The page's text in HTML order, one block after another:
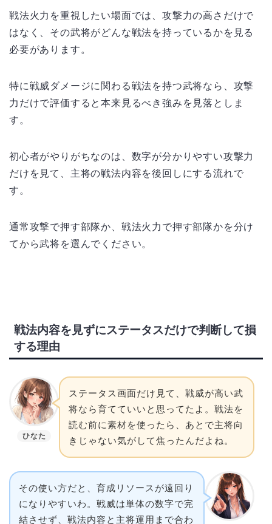
戦法火力を重視したい場面では、攻撃力の高さだけで
はなく、その武将がどんな戦法を持っているかを見る
必要があります。
特に戦威ダメージに関わる戦法を持つ武将なら、攻撃
力だけで評価すると本来見るべき強みを見落としま
す。
初心者がやりがちなのは、数字が分かりやすい攻撃力
だけを見て、主将の戦法内容を後回しにする流れで
す。
通常攻撃で押す部隊か、戦法火力で押す部隊かを分け
てから武将を選んでください。
戦法内容を見ずにステータスだけで判断して損
する理由
ひなた
ステータス画面だけ見て、戦威が高い武
将なら育てていいと思ってたよ。戦法を
読む前に素材を使ったら、あとで主将向
きじゃない気がして焦ったんだよね。
その使い方だと、育成リソースが遠回り
になりやすいわ。戦威は単体の数字で完
結させず、戦法内容と主将運用まで合わ